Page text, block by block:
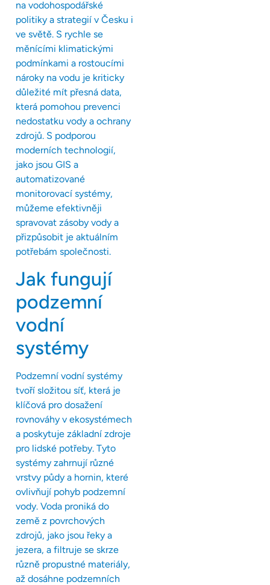
na vodohospodářské
politiky a strategií v Česku i
ve světě. S rychle se
měnícími klimatickými
podmínkami a rostoucími
nároky na vodu je kriticky
důležité mít přesná data,
která pomohou prevenci
nedostatku vody a ochrany
zdrojů. S podporou
moderních technologií,
jako jsou GIS a
automatizované
monitorovací systémy,
můžeme efektivněji
spravovat zásoby vody a
přizpůsobit je aktuálním
potřebám společnosti.
Jak fungují
podzemní
vodní
systémy
Podzemní vodní systémy
tvoří složitou síť, která je
klíčová pro dosažení
rovnováhy v ekosystémech
a poskytuje základní zdroje
pro lidské potřeby. Tyto
systémy zahrnují různé
vrstvy půdy a hornin, které
ovlivňují pohyb podzemní
vody. Voda proniká do
země z povrchových
zdrojů, jako jsou řeky a
jezera, a filtruje se skrze
různě propustné materiály,
až dosáhne podzemních